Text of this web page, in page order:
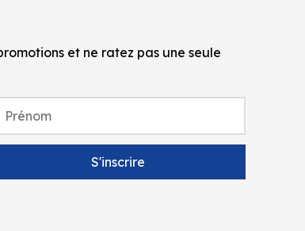
et ne ratez pas une seule